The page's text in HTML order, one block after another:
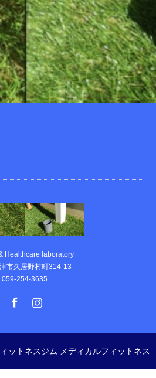
Healthcare laboratory
市久居野村町314-13
059-254-3635
ットネスジム メディカルフィットネス